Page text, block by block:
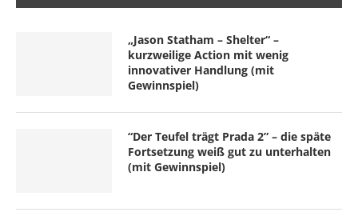
„Jason Statham – Shelter“ –
kurzweilige Action mit wenig
innovativer Handlung (mit
Gewinnspiel)
“Der Teufel trägt Prada 2” – die späte
Fortsetzung weiß gut zu unterhalten
(mit Gewinnspiel)